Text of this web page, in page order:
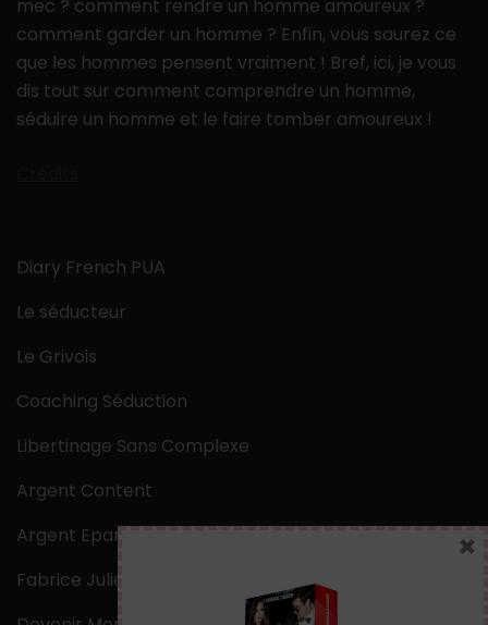
mec ? comment rendre un homme amoureux ?
comment garder un homme ? Enfin, vous saurez ce
que les hommes pensent vraiment ! Bref, ici, je vous
dis tout sur comment comprendre un homme,
séduire un homme et le faire tomber amoureux !
Diary French PUA
Le séducteur
Le Grivois
Coaching Séduction
Libertinage Sans Complexe
Argent Content
Argent Epargne
Fabrice Julien
×